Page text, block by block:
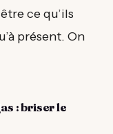
ce qu’ils
présent. On
: briser le